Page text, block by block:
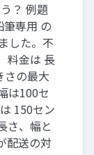
？ 例題
専用 の
した。不
料金は 長
さの最大
は100セ
150セン
さ、幅と
配送の対